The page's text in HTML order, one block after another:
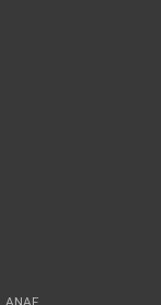
ANAF